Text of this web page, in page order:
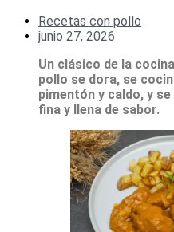
Recetas con pollo
junio 27, 2026
Un clásico de la
pollo se dora, se
pimentón y caldo, y
fina y llena de sabor.